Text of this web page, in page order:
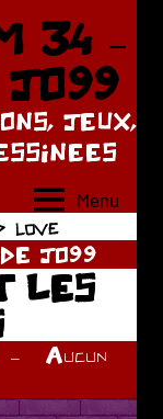
34 –
JEUX,
Menu
love
JO99
LES
Aucun